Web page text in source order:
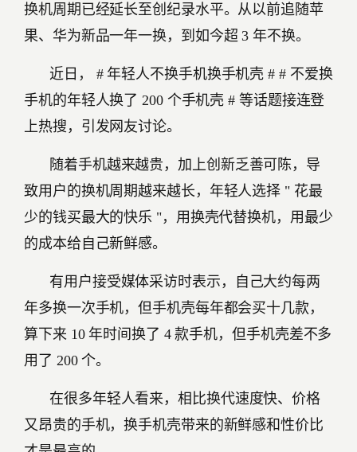
换机周期已经延长至创纪录水平。从以前追随苹
果、华为新品一年一换，到如今超 3 年不换。
近日， # 年轻人不换手机换手机壳 # # 不爱换
手机的年轻人换了 200 个手机壳 # 等话题接连登
上热搜，引发网友讨论。
随着手机越来越贵，加上创新乏善可陈，导
致用户的换机周期越来越长，年轻人选择 " 花最
少的钱买最大的快乐 "，用换壳代替换机，用最少
的成本给自己新鲜感。
有用户接受媒体采访时表示，自己大约每两
年多换一次手机，但手机壳每年都会买十几款，
算下来 10 年时间换了 4 款手机，但手机壳差不多
用了 200 个。
在很多年轻人看来，相比换代速度快、价格
又昂贵的手机，换手机壳带来的新鲜感和性价比